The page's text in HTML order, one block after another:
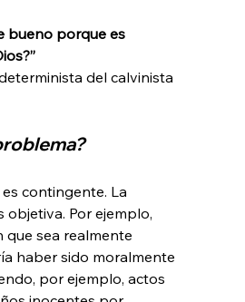
bueno porque es
del calvinista
contingente. La
objetiva. Por ejemplo,
que sea realmente
haber sido moralmente
por ejemplo, actos